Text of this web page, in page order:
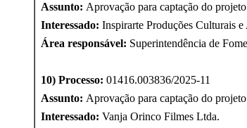
Assunto: Aprovação para captação do projeto
Interessado: Inspirarte Produções Culturais
Área responsável: Superintendência de
10) Processo: 01416.003836/2025-11
Assunto: Aprovação para captação do projeto
Interessado: Vanja Orinco Filmes Ltda.